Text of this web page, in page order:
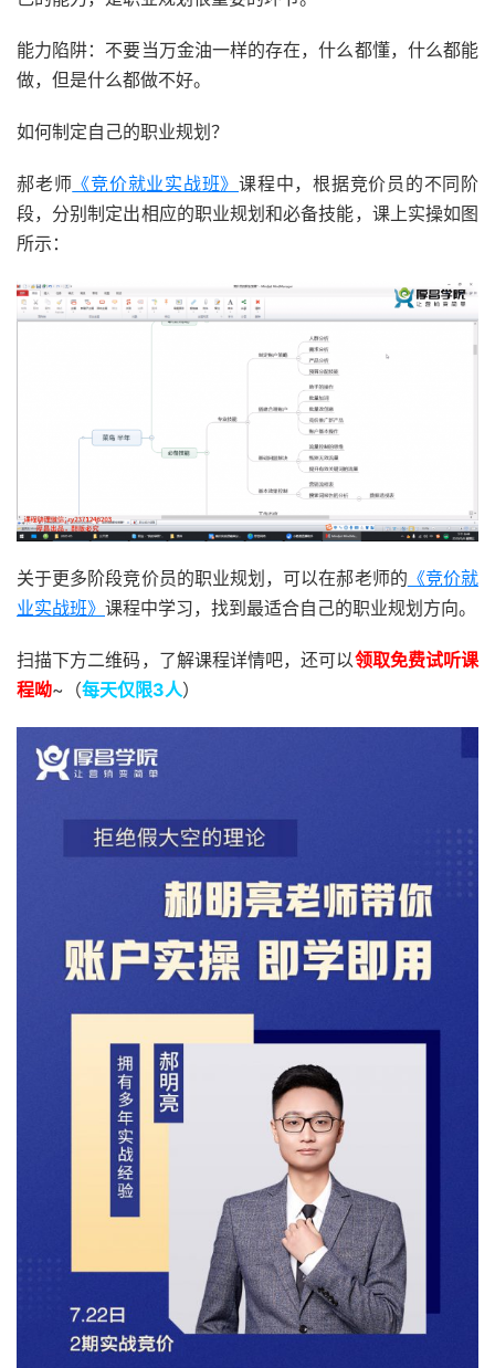
能力陷阱：不要当万金油一样的存在，什么都懂，什么都能
做，但是什么都做不好。
如何制定自己的职业规划？
郝老师 《竞价就业实战班》 课程中，根据竞价员的不同阶
段，分别制定出相应的职业规划和必备技能，课上实操如图
所示：
关于更多阶段竞价员的职业规划，可以在郝老师的 《竞价就
业实战班》 课程中学习，找到最适合自己的职业规划方向。
扫描下方二维码，了解课程详情吧，还可以领取免费试听课
程呦~（每天仅限3人）